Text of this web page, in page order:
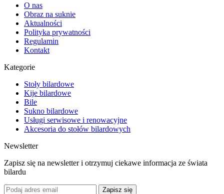
O nas
Obraz na suknie
Aktualności
Polityka prywatności
Regulamin
Kontakt
Kategorie
Stoły bilardowe
Kije bilardowe
Bile
Sukno bilardowe
Usługi serwisowe i renowacyjne
Akcesoria do stołów bilardowych
Newsletter
Zapisz się na newsletter i otrzymuj ciekawe informacja ze świata
bilardu
Zapisz się